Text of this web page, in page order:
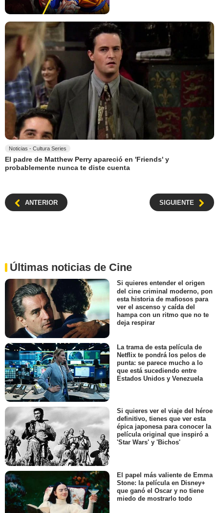
Noticias - Cultura Series
El padre de Matthew Perry apareció en 'Friends' y
probablemente nunca te diste cuenta
ANTERIOR SIGUIENTE
Últimas noticias de Cine
Si quieres entender el origen
del cine criminal moderno, pon
esta historia de mafiosos para
ver el ascenso y caída del
hampa con un ritmo que no te
deja respirar
La trama de esta película de
Netflix te pondrá los pelos de
punta: se parece mucho a lo
que está sucediendo entre
Estados Unidos y Venezuela
Si quieres ver el viaje del héroe
definitivo, tienes que ver esta
épica japonesa para conocer la
película original que inspiró a
'Star Wars' y 'Bichos'
El papel más valiente de Emma
Stone: la película en Disney+
que ganó el Oscar y no tiene
miedo de mostrarlo todo